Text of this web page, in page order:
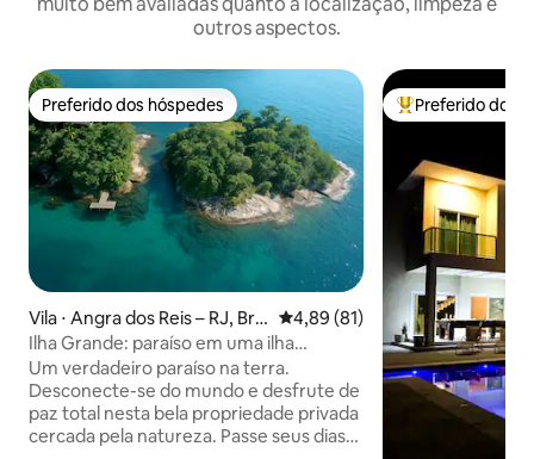
outros aspectos.
Preferido dos hóspedes
Preferido dos hóspedes
Vila ⋅ Angra dos Reis – RJ, Bra
zil
4,89 de uma avaliação média
4,89 (81)
Ilha Grande: paraíso em uma ilha
particular
Um verdadeiro paraíso na terra.
Desconecte-se do mundo e desfrute de
paz total nesta bela propriedade privada
cercada pela natureza. Passe seus dias
Entre os
Preferido dos